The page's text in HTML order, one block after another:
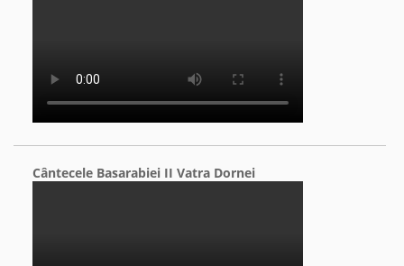
Cântecele Basarabiei II Vatra Dornei